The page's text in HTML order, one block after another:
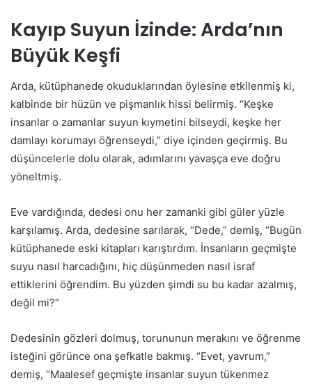
Kayıp Suyun İzinde: Arda’nın
Büyük Keşfi
Arda, kütüphanede okuduklarından öylesine etkilenmiş ki,
kalbinde bir hüzün ve pişmanlık hissi belirmiş. “Keşke
insanlar o zamanlar suyun kıymetini bilseydi, keşke her
damlayı korumayı öğrenseydi,” diye içinden geçirmiş. Bu
düşüncelerle dolu olarak, adımlarını yavaşça eve doğru
yöneltmiş.
Eve vardığında, dedesi onu her zamanki gibi güler yüzle
karşılamış. Arda, dedesine sarılarak, “Dede,” demiş, “Bugün
kütüphanede eski kitapları karıştırdım. İnsanların geçmişte
suyu nasıl harcadığını, hiç düşünmeden nasıl israf
ettiklerini öğrendim. Bu yüzden şimdi su bu kadar azalmış,
değil mi?”
Dedesinin gözleri dolmuş, torununun merakını ve öğrenme
isteğini görünce ona şefkatle bakmış. “Evet, yavrum,”
demiş, “Maalesef geçmişte insanlar suyun tükenmez